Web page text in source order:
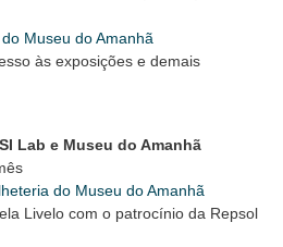
Museu do Amanhã
às exposições e demais
Lab e Museu do Amanhã
do Museu do Amanhã
Livelo com o patrocínio da Repsol